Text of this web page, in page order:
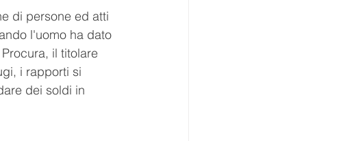
di persone ed atti
l'uomo ha dato
il titolare
i rapporti si
dei soldi in